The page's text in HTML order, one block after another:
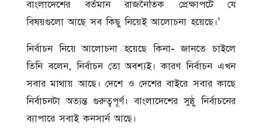
বাংলাদেশের বর্তমান রাজনৈতিক প্রেক্ষাপটে যে
বিষয়গুলো আছে সব কিছু নিয়েই আলোচনা হয়েছে।’
নির্বাচন নিয়ে আলোচনা হয়েছে কিনা- জানতে চাইলে
তিনি বলেন, নির্বাচন তো অবশ্যই। কারণ নির্বাচন এখন
সবার মাথায় আছে। দেশে ও দেশের বাইরে সবার কাছে
নির্বাচনটা অত্যন্ত গুরুত্বপূর্ণ। বাংলাদেশের সুষ্ঠু নির্বাচনের
ব্যাপারে সবাই কনসার্ন আছে।